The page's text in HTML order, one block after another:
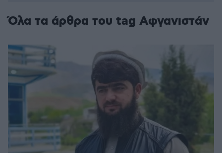
Όλα τα άρθρα του tag Αφγανιστάν